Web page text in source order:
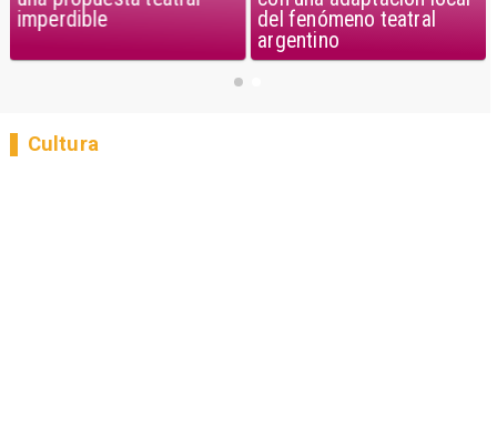
imperdible
del fenómeno teatral
argentino
Cultura